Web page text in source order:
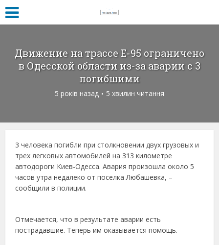
Движение на трассе Е-95 ограничено
в Одесской области из-за аварии с 3
погибшими
5 років назад 5 хвилин читання
3 человека погибли при столкновении двух грузовых и
трех легковых автомобилей на 313 километре
автодороги Киев-Одесса. Авария произошла около 5
часов утра недалеко от поселка Любашевка, –
сообщили в полиции.
Отмечается, что в результате аварии есть
пострадавшие. Теперь им оказывается помощь.